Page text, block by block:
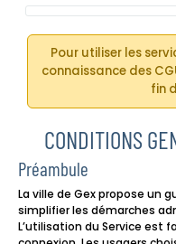
Pour utiliser les
connaissance des
fin
CONDITIONS
Préambule
La ville de Gex propose un
simplifier les démarches
L’utilisation du Service est